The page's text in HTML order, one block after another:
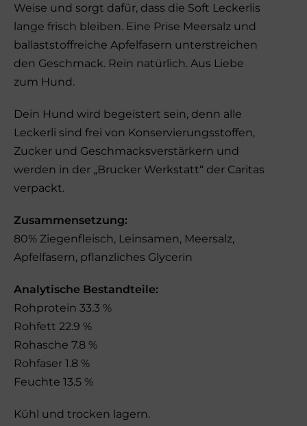
Weise und sorgt dafür, dass die Soft Leckerlis
lange frisch bleiben. Eine Prise Meersalz und
ballaststoffreiche Apfelfasern unterstreichen
den Geschmack. Rein natürlich. Aus Liebe
zum Hund.
Dein Hund wird begeistert sein, denn alle
Leckerli sind frei von Konservierungsstoffen,
Zucker und Geschmacksverstärkern und
werden in der „Brucker Werkstatt“ der Caritas
verpackt.
Zusammensetzung:
80% Ziegenfleisch, Leinsamen, Meersalz,
Apfelfasern, pflanzliches Glycerin
Analytische Bestandteile:
Rohprotein 33.3 %
Rohfett 22.9 %
Rohasche 7.8 %
Rohfaser 1.8 %
Feuchte 13.5 %
Kühl und trocken lagern.